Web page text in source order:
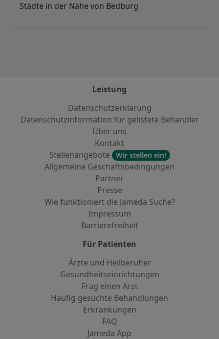
Städte in der Nähe von Bedburg
Leistung
Datenschutzerklärung
Datenschutzinformation für gelistete Behandler
Über uns
Kontakt
Stellenangebote
Wir stellen ein!
Allgemeine Geschäftsbedingungen
Partner
Presse
Wie funktioniert die Jameda Suche?
Impressum
Barrierefreiheit
Für Patienten
Ärzte und Heilberufler
Gesundheitseinrichtungen
Frag einen Arzt
Häufig gesuchte Behandlungen
Erkrankungen
FAQ
Jameda App